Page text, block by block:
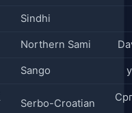
Sindhi
Northern Sami
Sango
Serbo-Croatian